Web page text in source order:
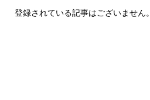
登録されている記事はございません。